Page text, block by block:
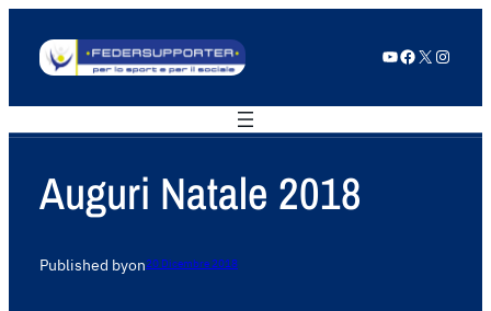
YouTube Facebook X Instagram
Auguri Natale 2018
Published byon20 Dicembre 2018